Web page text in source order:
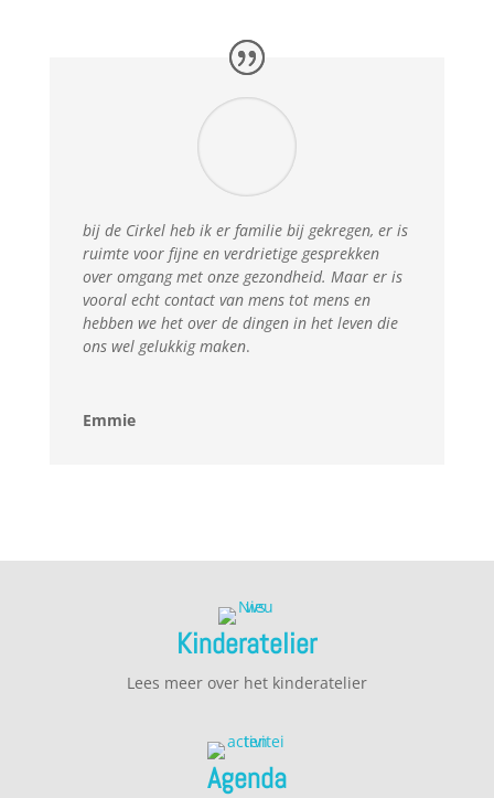
bij de Cirkel heb ik er familie bij gekregen, er is
ruimte voor fijne en verdrietige gesprekken
over omgang met onze gezondheid. Maar er is
vooral echt contact van mens tot mens en
hebben we het over de dingen in het leven die
ons wel gelukkig maken.
Emmie
Kinderatelier
Lees meer over het kinderatelier
Agenda